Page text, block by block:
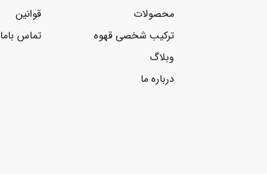
محصولات
ترکیب شخصی قهوه
وبلاگ
درباره ما
قوانین
تماس باما